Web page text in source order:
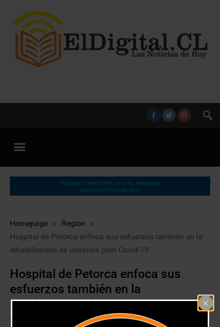
Homepage > Región
>
Hospital de Petorca enfoca sus esfuerzos también en la
rehabilitación de usuarios post Covid-19
Hospital de Petorca enfoca sus
esfuerzos también en la
rehabilitación de usuarios post
Covid-19